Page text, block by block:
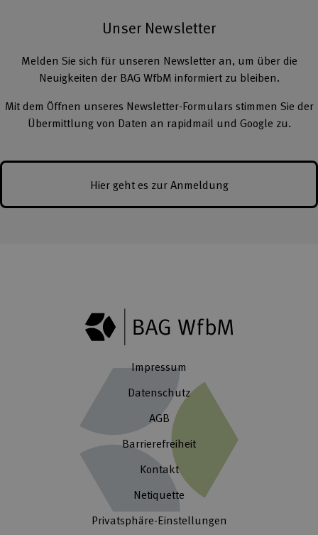
Unser Newsletter
Melden Sie sich für unseren Newsletter an, um über die
Neuigkeiten der BAG WfbM informiert zu bleiben.
Mit dem Öffnen unseres Newsletter-Formulars stimmen Sie der
Übermittlung von Daten an rapidmail und Google zu.
Hier geht es zur Anmeldung
Impressum
Datenschutz
AGB
Barrierefreiheit
Kontakt
Netiquette
Privatsphäre-Einstellungen